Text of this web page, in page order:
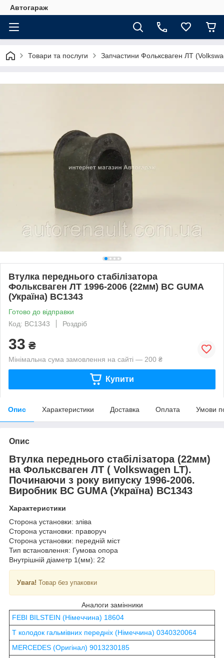
Автогараж
Товари та послуги Запчастини Фольксваген ЛТ
Втулка переднього стабілізатора
Фольксваген ЛТ 1996-2006 (22мм) BC GUMA
(Україна) BC1343
Готово до відправки
Код: BC1343
Роздріб
33 ₴
Мінімальна сума замовлення на сайті — 200 ₴
Купити
Опис Характеристики Доставка Оплата Умови
Опис
Втулка переднього стабілізатора (22мм)
на Фольксваген ЛТ ( Volkswagen LT).
Починаючи з року випуску 1996-2006.
Виробник BC GUMA (Україна) BC1343
Характеристики
Сторона установки: зліва
Сторона установки: праворуч
Сторона установки: передній міст
Тип встановлення: Гумова опора
Внутрішній діаметр 1(мм): 22
Увага! Товар без упаковки
Аналоги замінники
FEBI BILSTEIN (Німеччина) 18604
Т колодок гальмівних передніх (Німеччина) 0340320064
MERCEDES (Оригінал) 9013230185